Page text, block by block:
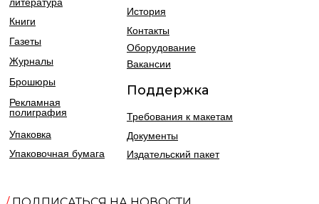
Книги
Журналы
Брошюры
Рекламная
полиграфия
Упаковка
Газеты
Упаковочная бумага
История
Контакты
Оборудование
Требования к макетам
Документы
Поддержка
Издательский пакет
Вакансии